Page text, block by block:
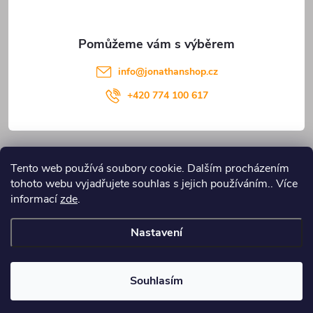
Tento web používá soubory cookie. Dalším procházením
tohoto webu vyjadřujete souhlas s jejich používáním.. Více
informacízde.
Nastavení
Souhlasím
info@jonathanshop.cz
+420 774 100 617
Blog JONATHANshop.cz
Copyright 2026
nastavení cookies